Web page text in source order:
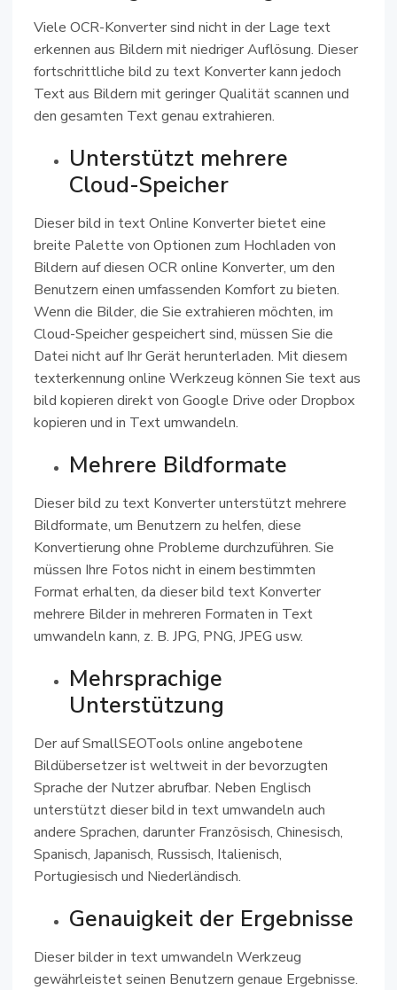
Viele OCR-Konverter sind nicht in der Lage text
erkennen aus Bildern mit niedriger Auflösung. Dieser
fortschrittliche bild zu text Konverter kann jedoch
Text aus Bildern mit geringer Qualität scannen und
den gesamten Text genau extrahieren.
Unterstützt mehrere
Cloud-Speicher
Dieser bild in text Online Konverter bietet eine
breite Palette von Optionen zum Hochladen von
Bildern auf diesen OCR online Konverter, um den
Benutzern einen umfassenden Komfort zu bieten.
Wenn die Bilder, die Sie extrahieren möchten, im
Cloud-Speicher gespeichert sind, müssen Sie die
Datei nicht auf Ihr Gerät herunterladen. Mit diesem
texterkennung online Werkzeug können Sie text aus
bild kopieren direkt von Google Drive oder Dropbox
kopieren und in Text umwandeln.
Mehrere Bildformate
Dieser bild zu text Konverter unterstützt mehrere
Bildformate, um Benutzern zu helfen, diese
Konvertierung ohne Probleme durchzuführen. Sie
müssen Ihre Fotos nicht in einem bestimmten
Format erhalten, da dieser bild text Konverter
mehrere Bilder in mehreren Formaten in Text
umwandeln kann, z. B. JPG, PNG, JPEG usw.
Mehrsprachige
Unterstützung
Der auf SmallSEOTools online angebotene
Bildübersetzer ist weltweit in der bevorzugten
Sprache der Nutzer abrufbar. Neben Englisch
unterstützt dieser bild in text umwandeln auch
andere Sprachen, darunter Französisch, Chinesisch,
Spanisch, Japanisch, Russisch, Italienisch,
Portugiesisch und Niederländisch.
Genauigkeit der Ergebnisse
Dieser bilder in text umwandeln Werkzeug
gewährleistet seinen Benutzern genaue Ergebnisse.